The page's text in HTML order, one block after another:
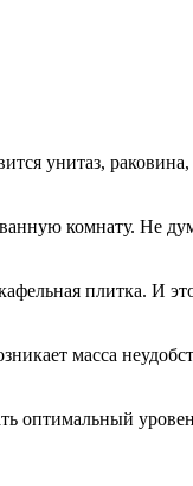
унитаз,
комнату. Не
плитка. И
масса
оптимальный